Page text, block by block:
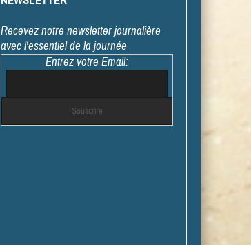
Recevez notre newsletter journalière
avec l'essentiel de la journée
Entrez votre Email: